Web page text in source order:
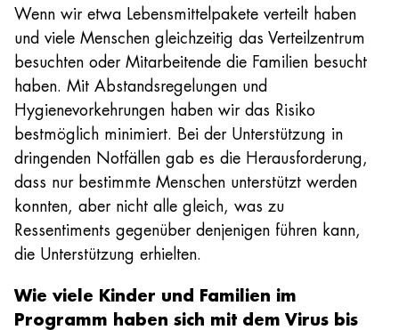
Wenn wir etwa Lebensmittelpakete verteilt haben
und viele Menschen gleichzeitig das Verteilzentrum
besuchten oder Mitarbeitende die Familien besucht
haben. Mit Abstandsregelungen und
Hygienevorkehrungen haben wir das Risiko
bestmöglich minimiert. Bei der Unterstützung in
dringenden Notfällen gab es die Herausforderung,
dass nur bestimmte Menschen unterstützt werden
konnten, aber nicht alle gleich, was zu
Ressentiments gegenüber denjenigen führen kann,
die Unterstützung erhielten.
Wie viele Kinder und Familien im
Programm haben sich mit dem Virus bis